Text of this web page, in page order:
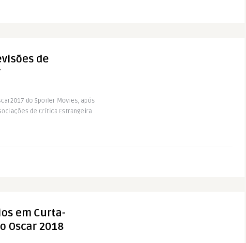
de
do Spoiler Movies, após
de Crítica Estrangeira
em Curta-
Oscar 2018